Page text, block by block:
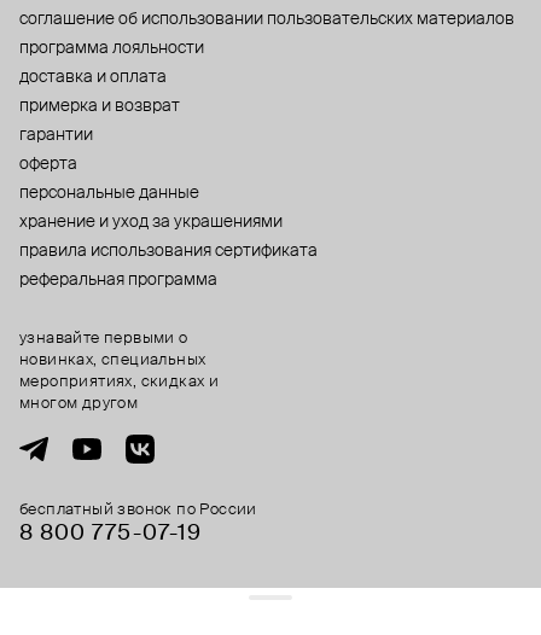
cоглашение об использовании пользовательских материалов
программа лояльности
доставка и оплата
примерка и возврат
гарантии
оферта
персональные данные
хранение и уход за украшениями
правила использования сертификата
реферальная программа
бесплатный звонок по России
8 800 775⁠-07⁠-19
узнавайте первыми о
новинках, специальных
мероприятиях, скидках и
многом другом